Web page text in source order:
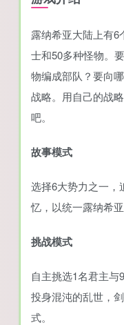
露纳希亚大陆上有6
士和50多种怪物。
物编成部队？要向
战略。用自己的战
吧。
故事模式
选择6大势力之一，
忆，以统一露纳希亚
挑战模式
自主挑选1名君主
投身混沌的乱世，
式。